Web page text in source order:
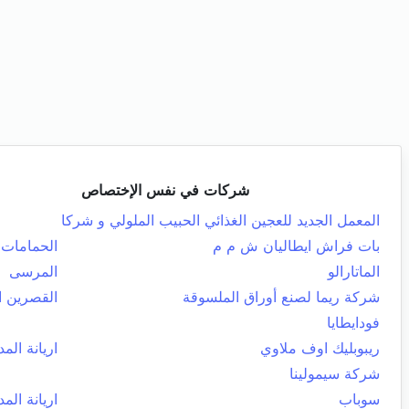
شركات في نفس الإختصاص
المعمل الجديد للعجين الغذائي الحبيب الملولي و شركا
بات فراش ايطاليان ش م م
الحمامات
الماتارالو
المرسى
شركة ريما لصنع أوراق الملسوقة
القصرين
فودايطايا
ريبوبليك اوف ملاوي
اريانة
شركة سيمولينا
سوباب
اريانة